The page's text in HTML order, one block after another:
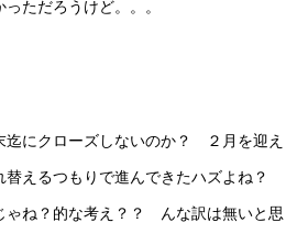
ただろうけど。。。
迄にクローズしないのか？ ２月を迎え
替えるつもりで進んできたハズよね？
ゃね？的な考え？？ んな訳は無いと思